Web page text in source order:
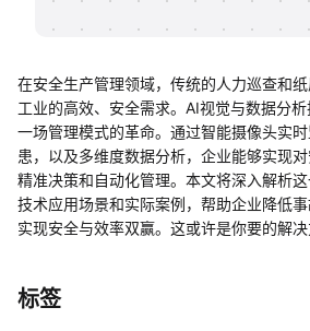
在安全生产管理领域，传统的人力巡查和
工业的高效、安全需求。AI视觉与数据分
一场管理模式的革命。通过智能摄像头实
患，以及多维度数据分析，企业能够实现对
精准决策和自动化管理。本文将深入解析这
技术应用场景和实际案例，帮助企业降低事
实现安全与效率双赢。这或许是你要的解决
标签